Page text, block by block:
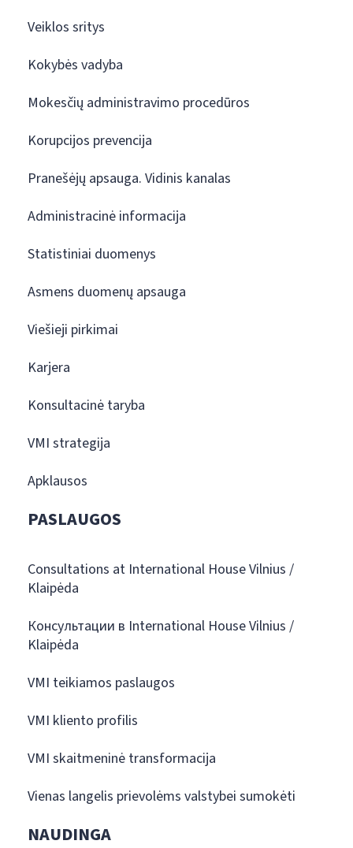
Veiklos sritys
Kokybės vadyba
Mokesčių administravimo procedūros
Korupcijos prevencija
Pranešėjų apsauga. Vidinis kanalas
Administracinė informacija
Statistiniai duomenys
Asmens duomenų apsauga
Viešieji pirkimai
Karjera
Konsultacinė taryba
VMI strategija
Apklausos
PASLAUGOS
Consultations at International House Vilnius /
Klaipėda
Консультации в International House Vilnius /
Klaipėda
VMI teikiamos paslaugos
VMI kliento profilis
VMI skaitmeninė transformacija
Vienas langelis prievolėms valstybei sumokėti
NAUDINGA